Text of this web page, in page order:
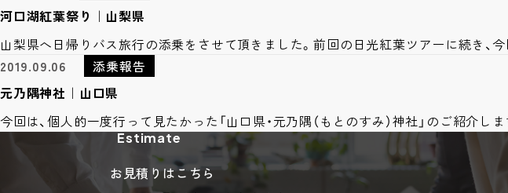
河口湖紅葉祭り｜山梨県
山梨県へ日帰りバス旅行の添乗をさせて頂きました。前回の日光紅葉ツアーに続き、
2019.09.06
添乗報告
元乃隅神社｜山口県
今回は、個人的一度行って見たかった「山口県・元乃隅（もとのすみ）神社」のご紹介し
Estimate
お見積りはこちら